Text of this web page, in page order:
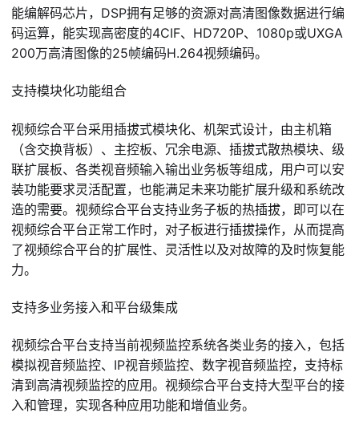
能编解码芯片，DSP拥有足够的资源对高清图像数据进行编
码运算，能实现高密度的4CIF、HD720P、1080p或UXGA
200万高清图像的25帧编码H.264视频编码。
支持模块化功能组合
视频综合平台采用插拔式模块化、机架式设计，由主机箱
（含交换背板）、主控板、冗余电源、插拔式散热模块、级
联扩展板、各类视音频输入输出业务板等组成，用户可以安
装功能要求灵活配置，也能满足未来功能扩展升级和系统改
造的需要。视频综合平台支持业务子板的热插拔，即可以在
视频综合平台正常工作时，对子板进行插拔操作，从而提高
了视频综合平台的扩展性、灵活性以及对故障的及时恢复能
力。
支持多业务接入和平台级集成
视频综合平台支持当前视频监控系统各类业务的接入，包括
模拟视音频监控、IP视音频监控、数字视音频监控，支持标
清到高清视频监控的应用。视频综合平台支持大型平台的接
入和管理，实现各种应用功能和增值业务。